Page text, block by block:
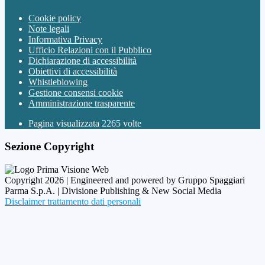
Cookie policy
Note legali
Informativa Privacy
Ufficio Relazioni con il Pubblico
Dichiarazione di accessibilità
Obiettivi di accessibilità
Whistleblowing
Gestione consensi cookie
Amministrazione trasparente
Pagina visualizzata 2265 volte
Sezione Copyright
Copyright 2026 | Engineered and powered by Gruppo Spaggiari
Parma S.p.A. | Divisione Publishing & New Social Media
Disclaimer trattamento dati personali